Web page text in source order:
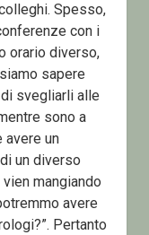
Spesso,
con i
orario diverso,
sapere
svegliarli alle
sono a
avere un
un diverso
mangiando
avere
Pertanto